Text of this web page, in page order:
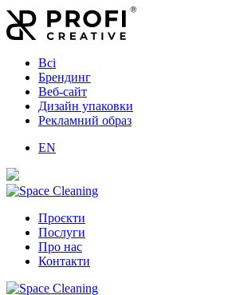
Всі
Брендинг
Веб-сайт
Дизайн упаковки
Рекламний образ
EN
Проєкти
Послуги
Про нас
Контакти